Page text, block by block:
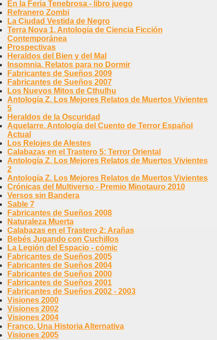
En la Feria Tenebrosa - libro juego
Refranero Zombi
La Ciudad Vestida de Negro
Terra Nova 1. Antología de Ciencia Ficción
Contemporánea
Prospectivas
Heraldos del Bien y del Mal
Insomnia. Relatos para no Dormir
Fabricantes de Sueños 2009
Fabricantes de Sueños 2007
Los Nuevos Mitos de Cthulhu
Antología Z. Los Mejores Relatos de Muertos Vivientes
5
Heraldos de la Oscuridad
Aquelarre. Antología del Cuento de Terror Español
Actual
Los Relojes de Alestes
Calabazas en el Trastero 5: Terror Oriental
Antología Z. Los Mejores Relatos de Muertos Vivientes
2
Antología Z. Los Mejores Relatos de Muertos Vivientes
Crónicas del Multiverso - Premio Minotauro 2010
Versos sin Bandera
Sable 7
Fabricantes de Sueños 2008
Naturaleza Muerta
Calabazas en el Trastero 2: Arañas
Bebés Jugando con Cuchillos
La Legión del Espacio - cómic
Fabricantes de Sueños 2005
Fabricantes de Sueños 2004
Fabricantes de Sueños 2000
Fabricantes de Sueños 2001
Fabricantes de Sueños 2002 - 2003
Visiones 2000
Visiones 2002
Visiones 2004
Franco. Una Historia Alternativa
Visiones 2005